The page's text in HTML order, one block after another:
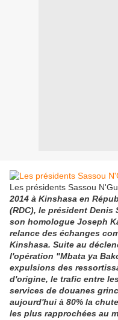
Les présidents Sassou
2014 à Kinshasa en
(RDC), le président Denis
son homologue Joseph
relance des échanges
Kinshasa. Suite au
l'opération "Mbata ya
expulsions des
d'origine, le trafic entre
services de douanes
aujourd'hui à 80% la
les plus rapprochées au